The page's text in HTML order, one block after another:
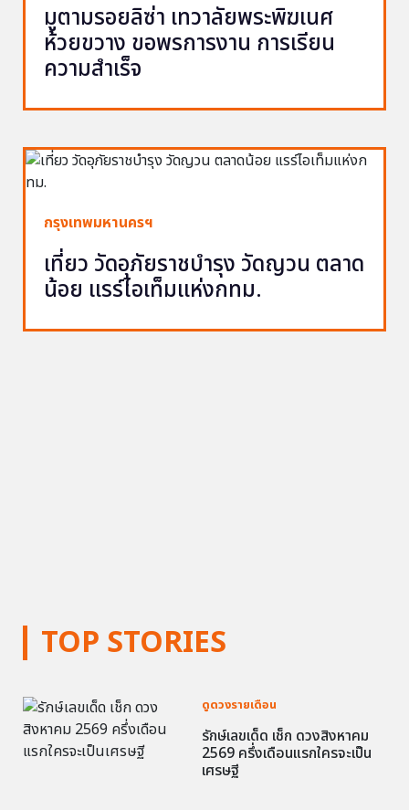
TOP STORIES
ดูดวงรายเดือน
รักษ์เลขเด็ด เช็ก ดวงสิงหาคม
2569 ครึ่งเดือนแรกใครจะเป็น
เศรษฐี
มูตามรอยลิซ่า เทวาลัยพระพิฆเนศ
ห้วยขวาง ขอพรการงาน การเรียน
ความสำเร็จ
กรุงเทพมหานครฯ
เที่ยว วัดอุภัยราชบำรุง วัดญวน ตลาด
น้อย แรร์ไอเท็มแห่งกทม.